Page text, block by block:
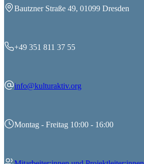
Bautzner Straße 49, 01099 Dresden
+49 351 811 37 55
info@kulturaktiv.org
Montag - Freitag 10:00 - 16:00